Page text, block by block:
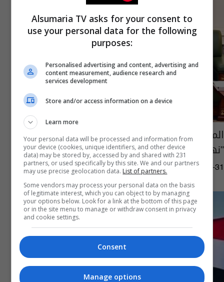
المالكي يعرب عن أمله باستمرار الكويت في
"نهجها المعتدل" مع مشكلات المنطقة
09:06 | 2017-07-31
Alsumaria TV asks for your consent to
use your personal data for the following
purposes:
Personalised advertising and content, advertising and
content measurement, audience research and
services development
Store and/or access information on a device
Learn more
Your personal data will be processed and information from
your device (cookies, unique identifiers, and other device
data) may be stored by, accessed by and shared with 231
partners, or used specifically by this site. We and our partners
may use precise geolocation data. List of partners.
Some vendors may process your personal data on the basis
of legitimate interest, which you can object to by managing
your options below. Look for a link at the bottom of this page
or in the site menu to manage or withdraw consent in privacy
and cookie settings.
Consent
Manage options